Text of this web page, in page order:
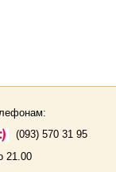
(093) 570 31 95
21.00